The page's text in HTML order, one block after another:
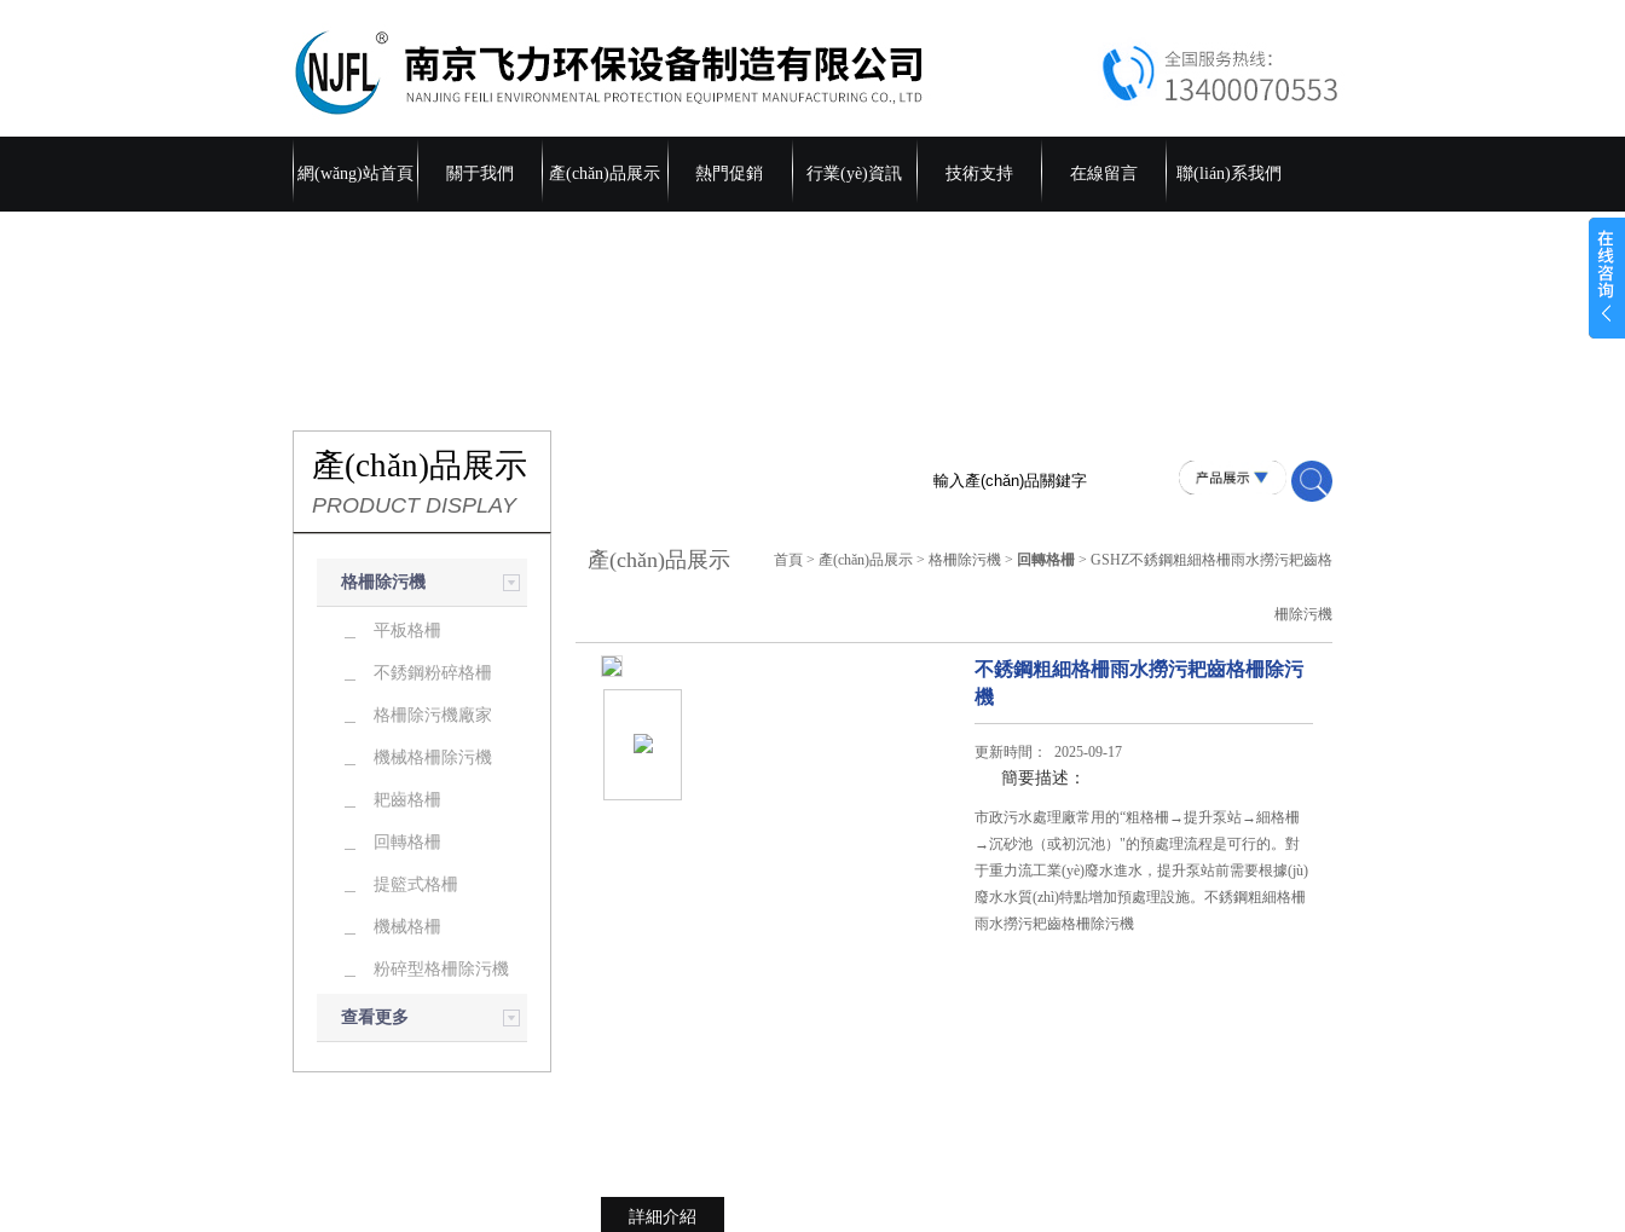
網(wǎng)站首頁 關于我們 產(chǎn)品展示 熱門促銷 行業(yè)資訊 技術支持 在線留言 聯(lián)系我們
產(chǎn)品展示
PRODUCT DISPLAY
格柵除污機
平板格柵
不銹鋼粉碎格柵
格柵除污機廠家
機械格柵除污機
耙齒格柵
回轉格柵
提籃式格柵
機械格柵
粉碎型格柵除污機
查看更多
產(chǎn)品展示 首頁 > 產(chǎn)品展示 >格柵除污機 > 回轉格柵 > GSHZ不銹鋼粗細格柵雨水撈污耙齒格
柵除污機
不銹鋼粗細格柵雨水撈污耙齒格柵除污
機
更新時間： 2025-09-17
簡要描述：
市政污水處理廠常用的“粗格柵→提升泵站→細格柵
→沉砂池（或初沉池）"的預處理流程是可行的。對
于重力流工業(yè)廢水進水，提升泵站前需要根據(jù)
廢水水質(zhì)特點增加預處理設施。不銹鋼粗細格柵
雨水撈污耙齒格柵除污機
詳細介紹